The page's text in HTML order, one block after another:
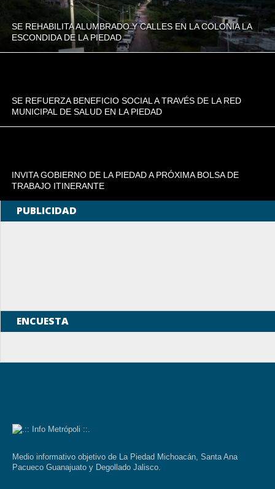
SE REHABILITA ALUMBRADO Y CALLES EN LA COLONIA LA
ESCONDIDA DE LA PIEDAD
SE REFUERZA BENEFICIO SOCIAL A TRAVÉS DE LA RED
MUNICIPAL DE SALUD EN LA PIEDAD
INVITA GOBIERNO DE LA PIEDAD A PRÓXIMA BOLSA DE
TRABAJO ITINERANTE
PUBLICIDAD
ENCUESTA
Medio informativo objetivo de La Piedad Michoacán, Santa Ana
Pacueco Guanajuato y Degollado Jalisco.